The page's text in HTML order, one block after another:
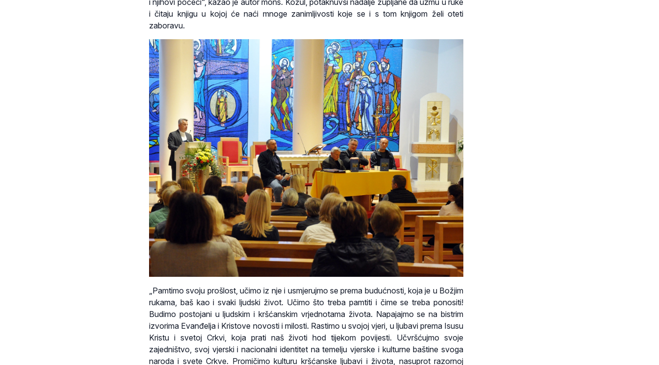
i čitaju knjigu u kojoj će naći mnoge zanimljivosti koje se i s tom knjigom želi oteti
zaboravu.
„Pamtimo svoju prošlost, učimo iz nje i usmjerujmo se prema budućnosti, koja je u Božjim
rukama, baš kao i svaki ljudski život. Učimo što treba pamtiti i čime se treba ponositi!
Budimo postojani u ljudskim i kršćanskim vrjednotama života. Napajajmo se na bistrim
izvorima Evanđelja i Kristove novosti i milosti. Rastimo u svojoj vjeri, u ljubavi prema Isusu
Kristu i svetoj Crkvi, koja prati naš životi hod tijekom povijesti. Učvršćujmo svoje
zajedništvo, svoj vjerski i nacionalni identitet na temelju vjerske i kulturne baštine svoga
naroda i svete Crkve. Promičimo kulturu kršćanske ljubavi i života, nasuprot razornoj